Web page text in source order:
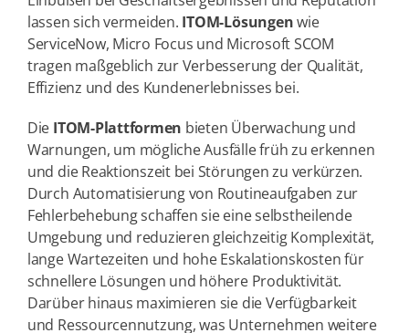
lassen sich vermeiden. ITOM-Lösungenwie
ServiceNow, Micro Focus und Microsoft SCOM
tragen maßgeblich zur Verbesserung der Qualität,
Effizienz und des Kundenerlebnisses bei.
Die ITOM-Plattformen bieten Überwachung und
Warnungen, um mögliche Ausfälle früh zu erkennen
und die Reaktionszeit bei Störungen zu verkürzen.
Durch Automatisierung von Routineaufgaben zur
Fehlerbehebung schaffen sie eine selbstheilende
Umgebung und reduzieren gleichzeitig Komplexität,
lange Wartezeiten und hohe Eskalationskosten für
schnellere Lösungen und höhere Produktivität.
Darüber hinaus maximieren sie die Verfügbarkeit
und Ressourcennutzung, was Unternehmen weitere